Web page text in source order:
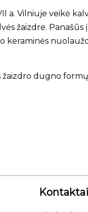
Vilniuje veikė
žaizdre.
keraminės
žaizdro dugno